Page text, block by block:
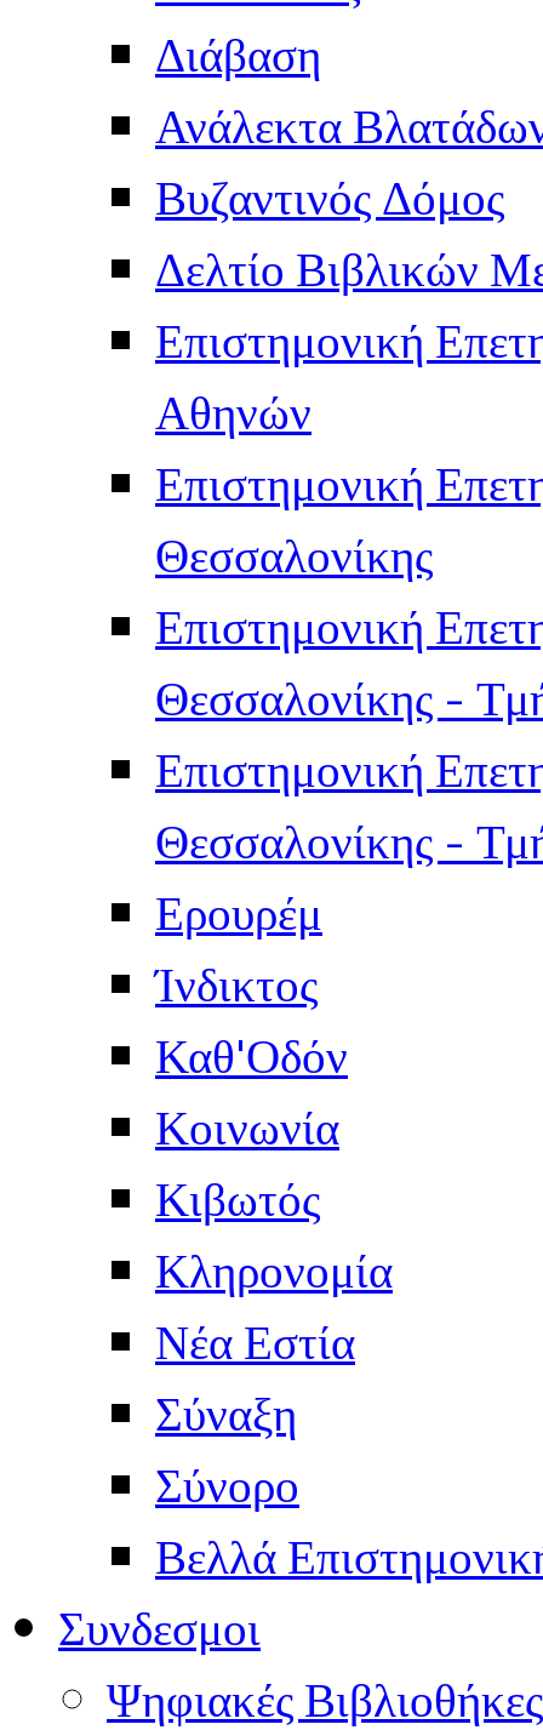
Διάβαση
Ανάλεκτα
Βυζαντινός Δόμος
Δελτίο Βιβλικών
Επιστημονική
Αθηνών
Επιστημονική
Θεσσαλονίκης
Επιστημονική
Θεσσαλονίκης -
Επιστημονική
Θεσσαλονίκης -
Ερουρέμ
Ίνδικτος
Καθ'Οδόν
Κοινωνία
Κιβωτός
Κληρονομία
Νέα Εστία
Σύναξη
Σύνορο
Βελλά
Συνδεσμοι
Ψηφιακές Βιβλιοθήκες